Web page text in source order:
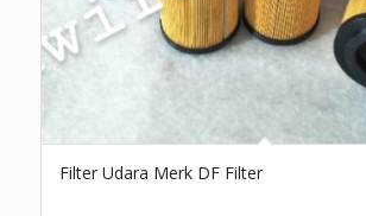
Filter Udara Merk DF Filter